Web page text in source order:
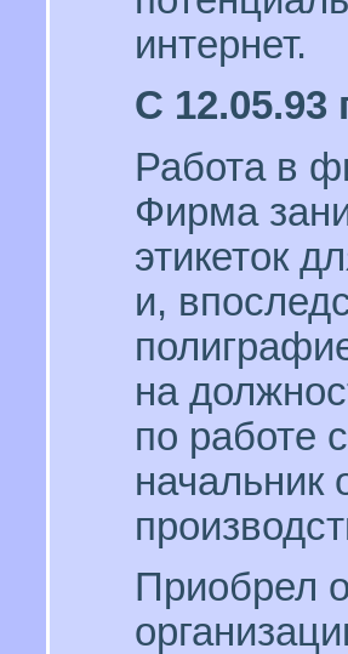
интернет.
С 12.05.93
Работа в
Фирма
этикеток
и,
на
по работе
начальник
Приобрел